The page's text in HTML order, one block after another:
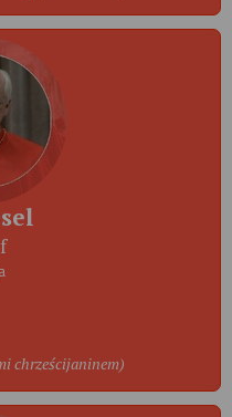
chrześcijaninem)